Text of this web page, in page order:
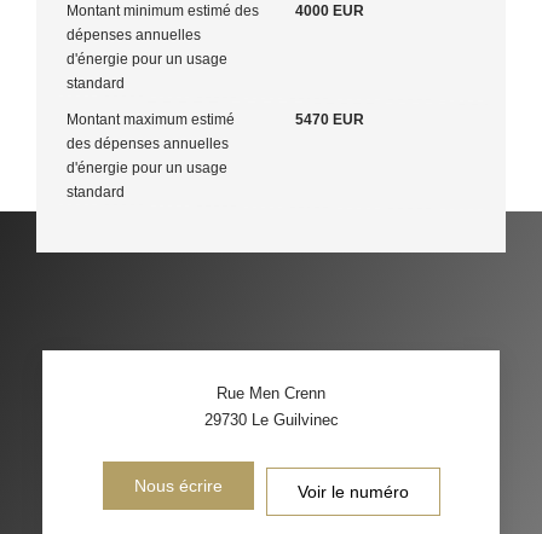
Montant minimum estimé des
dépenses annuelles
d'énergie pour un usage
standard
4000 EUR
Montant maximum estimé
des dépenses annuelles
d'énergie pour un usage
standard
5470 EUR
Rue Men Crenn
29730 Le Guilvinec
Nous écrire Voir le numéro